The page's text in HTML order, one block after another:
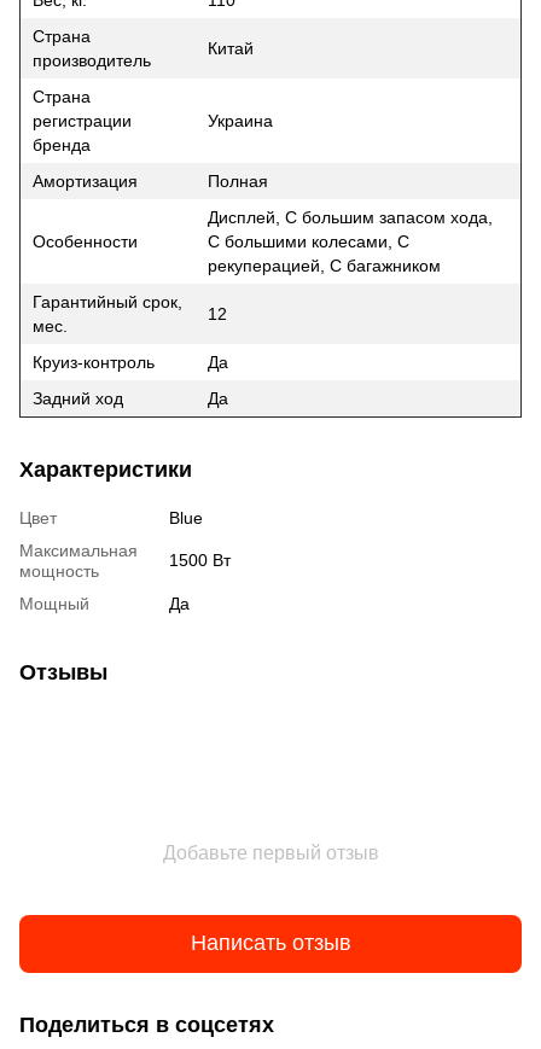
Страна
производитель
Китай
Страна
регистрации
бренда
Украина
Амортизация Полная
Особенности
Дисплей, С большим запасом хода,
С большими колесами, С
рекуперацией, С багажником
Гарантийный срок,
мес.
12
Круиз-контроль
Да
Задний ход
Да
Характеристики
Цвет
Blue
Максимальная
мощность
1500 Вт
Мощный Да
Отзывы
Добавьте первый отзыв
Написать отзыв
Поделиться в соцсетях